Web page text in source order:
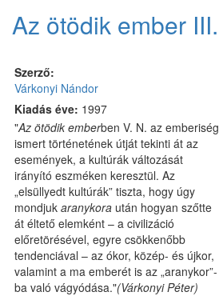
A
Az ötödik ember III.
Szerző:
Várkonyi Nándor
Kiadás éve: 1997
"Az ötödik emberben V. N. az emberiség
ismert történetének útját tekinti át az
események, a kultúrák változását
irányító eszméken keresztül. Az
„elsüllyedt kultúrák” tiszta, hogy úgy
mondjuk aranykora után hogyan szőtte
át éltető elemként – a civilizáció
előretörésével, egyre csökkenőbb
tendenciával – az ókor, közép- és újkor,
valamint a ma emberét is az „aranykor”-
ba való vágyódása."(Várkonyi Péter)